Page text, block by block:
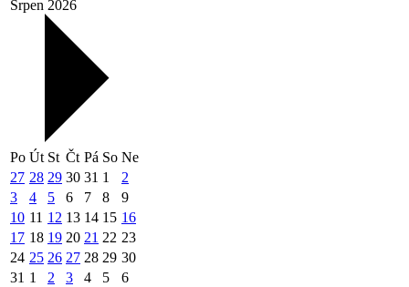
Srpen 2026
Po Út St Čt Pá So Ne
27 28 29 30 31 1
2
3
4 5 6 7 8
9
10 11 12 13 14 15 16
17 18 19 20 21 22 23
24 25 26 27 28 29 30
31 1 2 3 4 5 6